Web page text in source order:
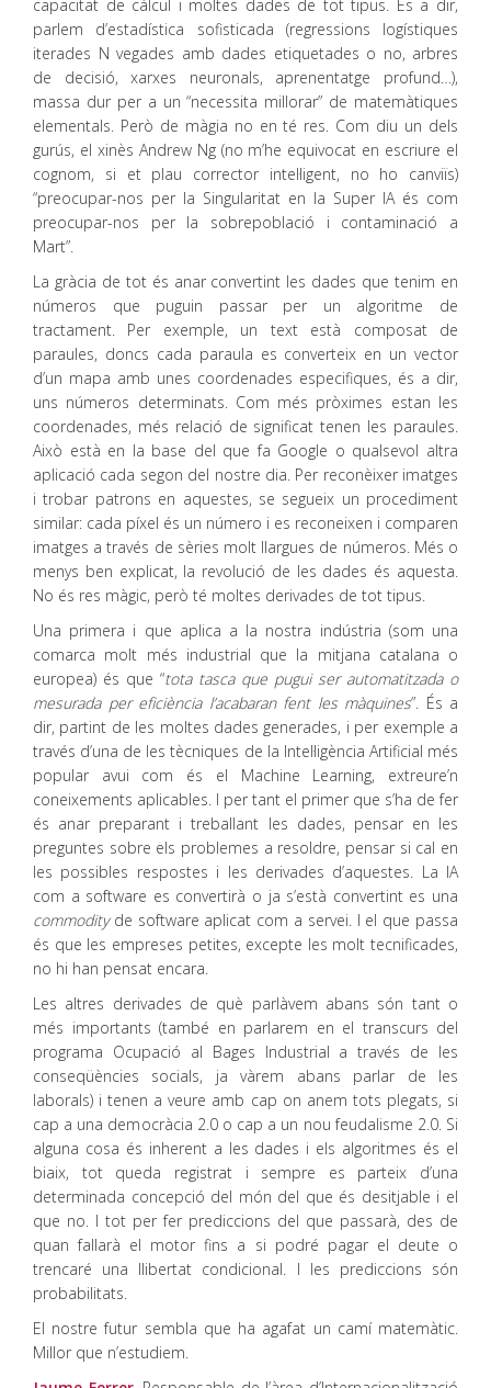
capacitat de càlcul i moltes dades de tot tipus. És a dir,
parlem d’estadística sofisticada (regressions logístiques
iterades N vegades amb dades etiquetades o no, arbres
de decisió, xarxes neuronals, aprenentatge profund…),
massa dur per a un “necessita millorar” de matemàtiques
elementals. Però de màgia no en té res. Com diu un dels
gurús, el xinès Andrew Ng (no m’he equivocat en escriure el
cognom, si et plau corrector intel·ligent, no ho canviïs)
“preocupar-nos per la Singularitat en la Super IA és com
preocupar-nos per la sobrepoblació i contaminació a
Mart”.
La gràcia de tot és anar convertint les dades que tenim en
números que puguin passar per un algoritme de
tractament. Per exemple, un text està composat de
paraules, doncs cada paraula es converteix en un vector
d’un mapa amb unes coordenades especifiques, és a dir,
uns números determinats. Com més pròximes estan les
coordenades, més relació de significat tenen les paraules.
Això està en la base del que fa Google o qualsevol altra
aplicació cada segon del nostre dia. Per reconèixer imatges
i trobar patrons en aquestes, se segueix un procediment
similar: cada píxel és un número i es reconeixen i comparen
imatges a través de sèries molt llargues de números. Més o
menys ben explicat, la revolució de les dades és aquesta.
No és res màgic, però té moltes derivades de tot tipus.
Una primera i que aplica a la nostra indústria (som una
comarca molt més industrial que la mitjana catalana o
europea) és que “tota tasca que pugui ser automatitzada o
mesurada per eficiència l’acabaran fent les màquines”. És a
dir, partint de les moltes dades generades, i per exemple a
través d’una de les tècniques de la Intel·ligència Artificial més
popular avui com és el Machine Learning, extreure’n
coneixements aplicables. I per tant el primer que s’ha de fer
és anar preparant i treballant les dades, pensar en les
preguntes sobre els problemes a resoldre, pensar si cal en
les possibles respostes i les derivades d’aquestes. La IA
com a software es convertirà o ja s’està convertint es una
commodityde software aplicat com a servei. I el que passa
és que les empreses petites, excepte les molt tecnificades,
no hi han pensat encara.
Les altres derivades de què parlàvem abans són tant o
més importants (també en parlarem en el transcurs del
programa Ocupació al Bages Industrial a través de les
conseqüències socials, ja vàrem abans parlar de les
laborals) i tenen a veure amb cap on anem tots plegats, si
cap a una democràcia 2.0 o cap a un nou feudalisme 2.0. Si
alguna cosa és inherent a les dades i els algoritmes és el
biaix, tot queda registrat i sempre es parteix d’una
determinada concepció del món del que és desitjable i el
que no. I tot per fer prediccions del que passarà, des de
quan fallarà el motor fins a si podré pagar el deute o
trencaré una llibertat condicional. I les prediccions són
probabilitats.
El nostre futur sembla que ha agafat un camí matemàtic.
Millor que n’estudiem.